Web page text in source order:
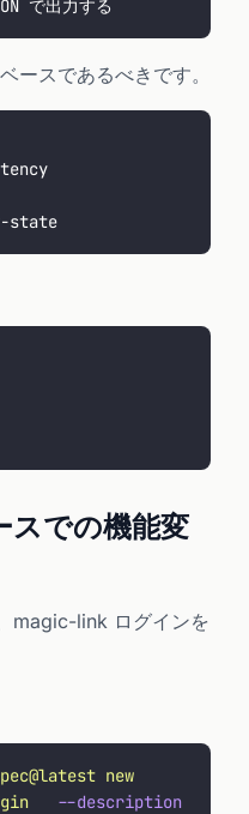
出力する
ースであるべきです。
state
スでの機能変
magic-link ログインを
new
   --description